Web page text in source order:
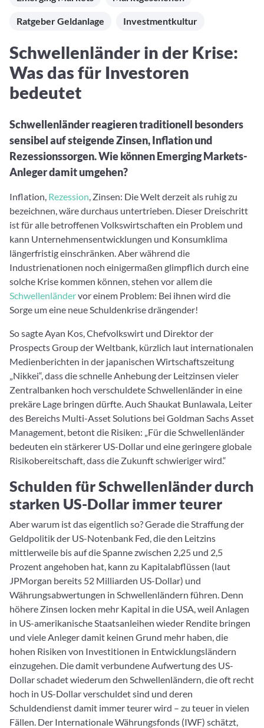
Fondswissen
investieren Sie richtig
Aktuelle Rankings und Beiträge zu den besten Fonds aus
Fondsvergleich
Übersichtlich bis zu 10 Fonds aus über 35.000
Produkten vergleichen
Hier sind Ihre gemerkten Produkte und aktiven
Preis-/Performance-Alarme
3. Investieren
Eigene Portfolios und jene, denen Sie folgen
Finanzdienstleister
Informationen und Beiträge unserer Partner-
Community-Partner
Informationen und Beiträge unserer Community-
Partner
Webinar verpasst? Hier gibt es Aufnahmen unserer
Online-Veranstaltungen.
Ratgeber Geldanlage Investmentkultur
Schwellenländer in der Krise:
Was das für Investoren
bedeutet
Schwellenländer reagieren traditionell besonders
sensibel auf steigende Zinsen, Inflation und
Rezessionssorgen. Wie können Emerging Markets-
Anleger damit umgehen?
Inflation, Rezession, Zinsen: Die Welt derzeit als ruhig zu
bezeichnen, wäre durchaus untertrieben. Dieser Dreischritt
ist für alle betroffenen Volkswirtschaften ein Problem und
kann Unternehmensentwicklungen und Konsumklima
längerfristig einschränken. Aber während die
Industrienationen noch einigermaßen glimpflich durch eine
solche Krise kommen können, stehen vor allem die
Schwellenländervor einem Problem: Bei ihnen wird die
Sorge um eine neue Schuldenkrise drängender!
So sagte Ayan Kos, Chefvolkswirt und Direktor der
Prospects Group der Weltbank, kürzlich laut internationalen
Medienberichten in der japanischen Wirtschaftszeitung
„Nikkei“, dass die schnelle Anhebung der Leitzinsen vieler
Zentralbanken hoch verschuldete Schwellenländer in eine
prekäre Lage bringen dürfte. Auch Shaukat Bunlawala, Leiter
des Bereichs Multi-Asset Solutions bei Goldman Sachs Asset
Management, betont die Risiken: „Für die Schwellenländer
bedeuten ein stärkerer US-Dollar und eine geringere globale
Risikobereitschaft, dass die Zukunft schwieriger wird.“
Schulden für Schwellenländer durch
starken US-Dollar immer teurer
Aber warum ist das eigentlich so? Gerade die Straffung der
Geldpolitik der US-Notenbank Fed, die den Leitzins
mittlerweile bis auf die Spanne zwischen 2,25 und 2,5
Prozent angehoben hat, kann zu Kapitalabflüssen (laut
JPMorgan bereits 52 Milliarden US-Dollar) und
Währungsabwertungen in Schwellenländern führen. Denn
höhere Zinsen locken mehr Kapital in die USA, weil Anlagen
in US-amerikanische Staatsanleihen wieder Rendite bringen
und viele Anleger damit keinen Grund mehr haben, die
hohen Risiken von Investitionen in Entwicklungsländern
einzugehen. Die damit verbundene Aufwertung des US-
Dollar schadet wiederum den Schwellenländern, die oft recht
hoch in US-Dollar verschuldet sind und deren
Schuldendienst damit immer teurer wird – zu teuer in vielen
Fällen. Der Internationale Währungsfonds (IWF) schätzt,